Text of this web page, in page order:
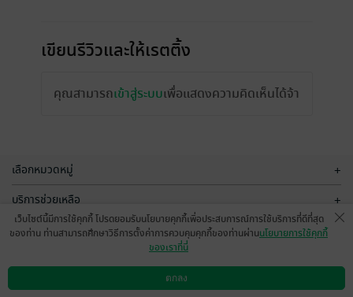
เขียนรีวิวและให้เรตติ้ง
คุณสามารถเข้าสู่ระบบเพื่อแสดงความคิดเห็นได้จ้า
เลือกหมวดหมู่ +
บริการช่วยเหลือ +
เกี่ยวกับเรา
ดาวน์โหลดแอป วิธีการใช้งาน ติดต่อเรา
เว็บไซต์นี้มีการใช้คุกกี้ โปรดยอมรับนโยบายคุกกี้เพื่อประสบการณ์การใช้บริการที่ดีที่สุด
ของท่าน ท่านสามารถศึกษาวิธีการตั้งค่าการควบคุมคุกกี้ของท่านผ่านนโยบายการใช้คุกกี้
ของเราที่นี่
ตกลง